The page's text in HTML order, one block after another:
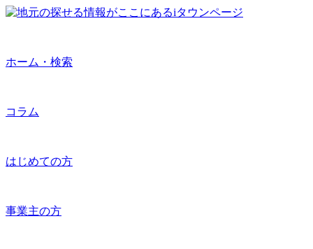
ホーム・検索
コラム
はじめての方
事業主の方